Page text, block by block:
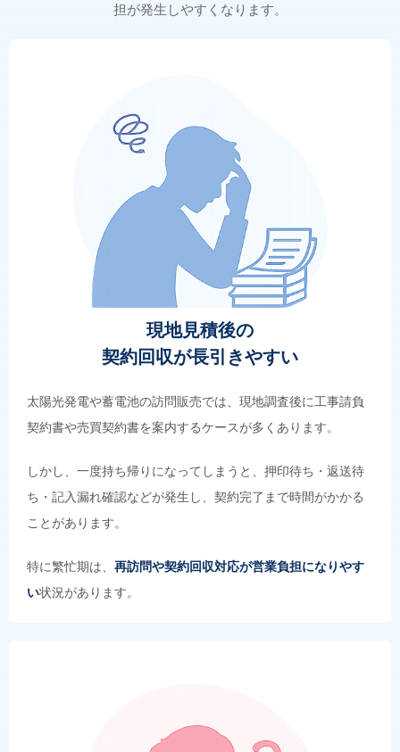
担が発生しやすくなります。
現地見積後の
契約回収が長引きやすい
太陽光発電や蓄電池の訪問販売では、現地調査後に工事請負
契約書や売買契約書を案内するケースが多くあります。
しかし、一度持ち帰りになってしまうと、押印待ち・返送待
ち・記入漏れ確認などが発生し、契約完了まで時間がかかる
ことがあります。
特に繁忙期は、 再訪問や契約回収対応が営業負担になりやす
い状況があります。